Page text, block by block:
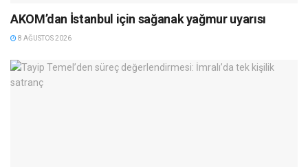
AKOM’dan İstanbul için sağanak yağmur uyarısı
8 AĞUSTOS 2026